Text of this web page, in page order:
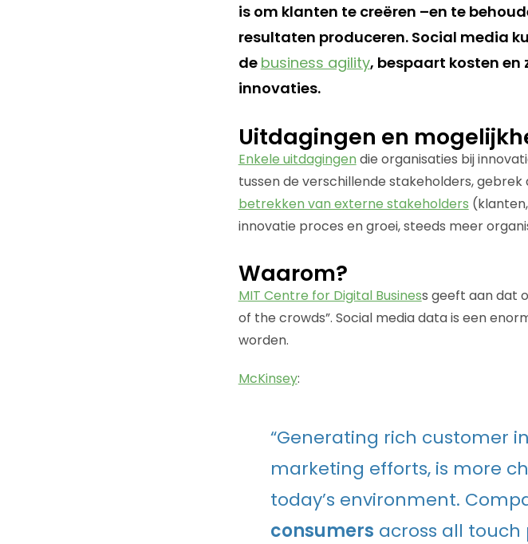
is om klanten te creëren –en te
resultaten produceren. Social media
de business agility, bespaart kosten
innovaties.
Uitdagingen en
Enkele uitdagingen die organisaties bij
tussen de verschillende stakeholders,
betrekken van externe stakeholders
innovatie proces en groei, steeds meer
Waarom?
MIT Centre for Digital Business geeft aan dat
of the crowds”. Social media data is een
worden.
McKinsey:
“Generating rich customer
marketing efforts, is more
today’s environment.
consumers across all touch